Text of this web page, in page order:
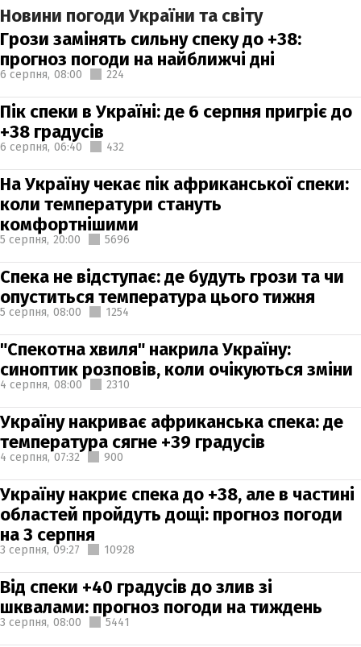
Новини погоди України та світу
Грози замінять сильну спеку до +38:
прогноз погоди на найближчі дні
6 серпня, 08:00 224
Пік спеки в Україні: де 6 серпня пригріє до
+38 градусів
6 серпня, 06:40 432
На Україну чекає пік африканської спеки:
коли температури стануть
комфортнішими
5 серпня, 20:00 5696
Спека не відступає: де будуть грози та чи
опуститься температура цього тижня
5 серпня, 08:00 1254
"Спекотна хвиля" накрила Україну:
синоптик розповів, коли очікуються зміни
4 серпня, 08:00 2310
Україну накриває африканська спека: де
температура сягне +39 градусів
4 серпня, 07:32 900
Україну накриє спека до +38, але в частині
областей пройдуть дощі: прогноз погоди
на 3 серпня
3 серпня, 09:27 10928
Від спеки +40 градусів до злив зі
шквалами: прогноз погоди на тиждень
3 серпня, 08:00 5441